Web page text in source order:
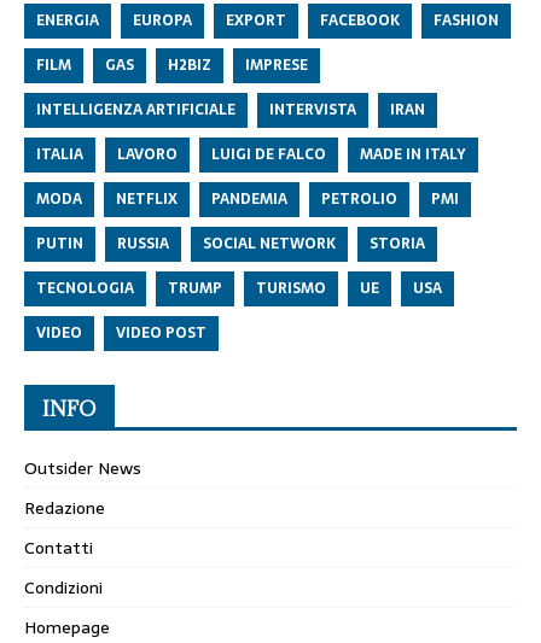
ENERGIA EUROPA EXPORT FACEBOOK
FASHION
FILM
GAS H2BIZ
IMPRESE
INTELLIGENZA ARTIFICIALE
INTERVISTA
IRAN
ITALIA
LAVORO LUIGI DE FALCO
MADE IN ITALY
MODA
NETFLIX PANDEMIA PETROLIO
PMI
PUTIN
RUSSIA SOCIAL NETWORK
STORIA
TECNOLOGIA
TRUMP TURISMO UE
USA
VIDEO
VIDEO POST
INFO
Outsider News
Redazione
Contatti
Condizioni
Homepage